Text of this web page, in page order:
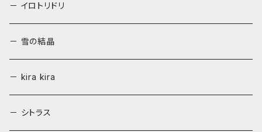
－ イロトリドリ
－ 雪の結晶
－ kira kira
－ シトラス